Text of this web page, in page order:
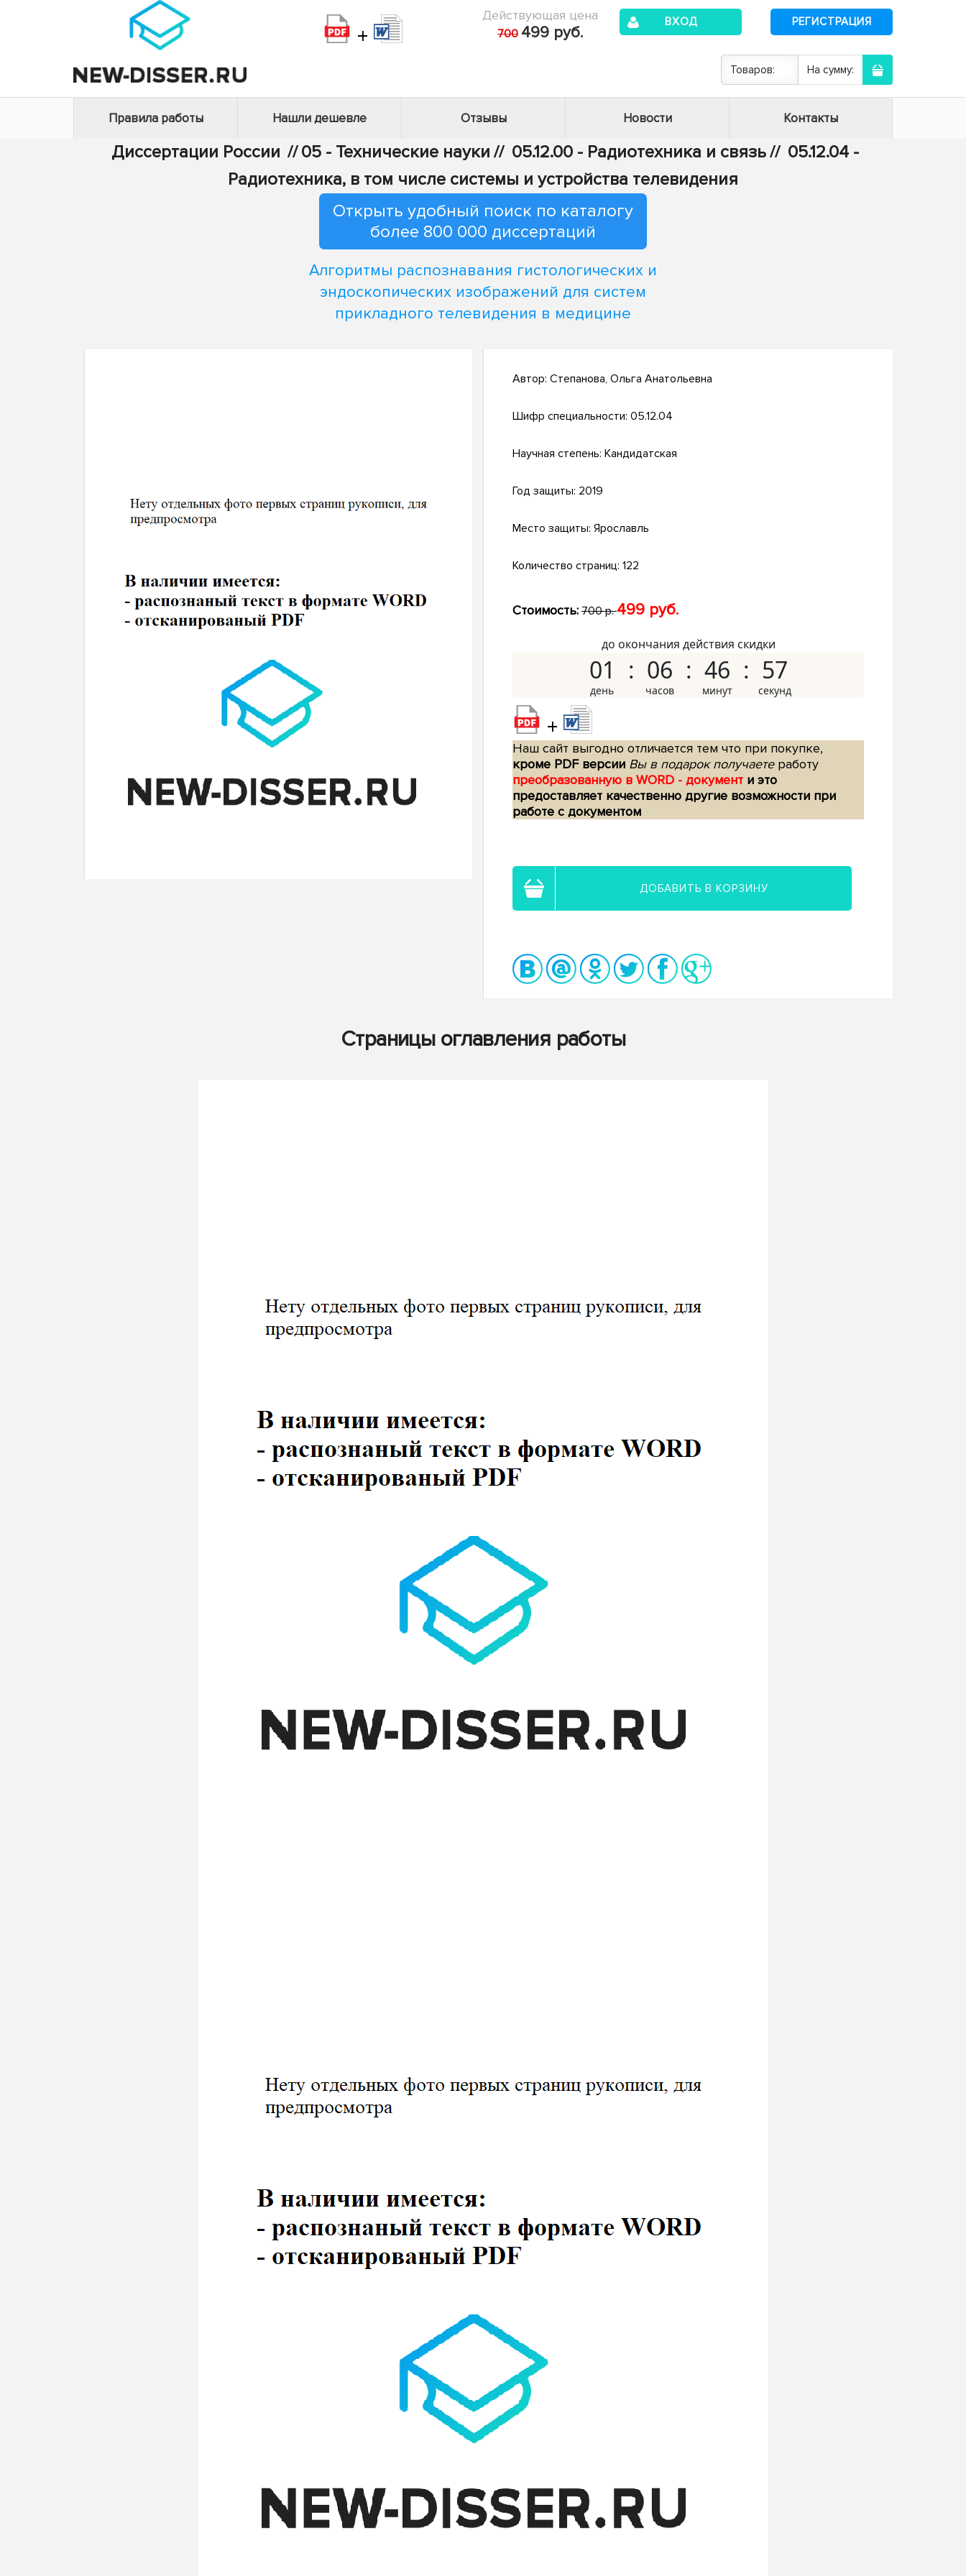
+
Действующая цена
700 499 руб.
ВХОД РЕГИСТРАЦИЯ
Товаров: На сумму:
Правила работы Нашли дешевле Отзывы Новости Контакты
Диссертации России // 05 - Технические науки // 05.12.00 - Радиотехника и связь// 05.12.04 -
Радиотехника, в том числе системы и устройства телевидения
Открыть удобный поиск по каталогу
более 800 000 диссертаций
Алгоритмы распознавания гистологических и
эндоскопических изображений для систем
прикладного телевидения в медицине
Автор: Степанова, Ольга Анатольевна
Шифр специальности: 05.12.04
Научная степень: Кандидатская
Год защиты: 2019
Место защиты: Ярославль
Количество страниц: 122
Стоимость: 700 р.499 руб.
до окончания действия скидки
01 06 46 56
+
Наш сайт выгодно отличается тем что при покупке,
кроме PDF версии Вы в подарок получаетеработу
преобразованную в WORD - документ и это
предоставляет качественно другие возможности при
работе с документом
ДОБАВИТЬ В КОРЗИНУ
Страницы оглавления работы